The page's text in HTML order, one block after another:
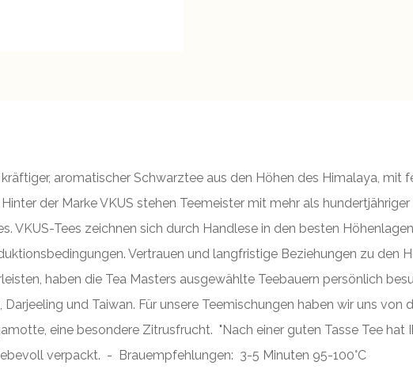
aromatischer Schwarztee aus den Höhen des Himalaya,
der Marke VKUS stehen Teemeister mit mehr als
VKUS-Tees zeichnen sich durch Handlese in den besten
Vertrauen und langfristige Beziehungen zu den
haben die Tea Masters ausgewählte Teebauern persönlich
und Taiwan. Für unsere Teemischungen haben wir uns
eine besondere Zitrusfrucht. "Nach einer guten Tasse Tee hat
verpackt. - Brauempfehlungen: 3-5 Minuten 95-100°С